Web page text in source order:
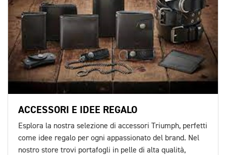
ACCESSORI E IDEE REGALO
Esplora la nostra selezione di accessori Triumph, perfetti
come idee regalo per ogni appassionato del brand. Nel
nostro store trovi portafogli in pelle di alta qualità,